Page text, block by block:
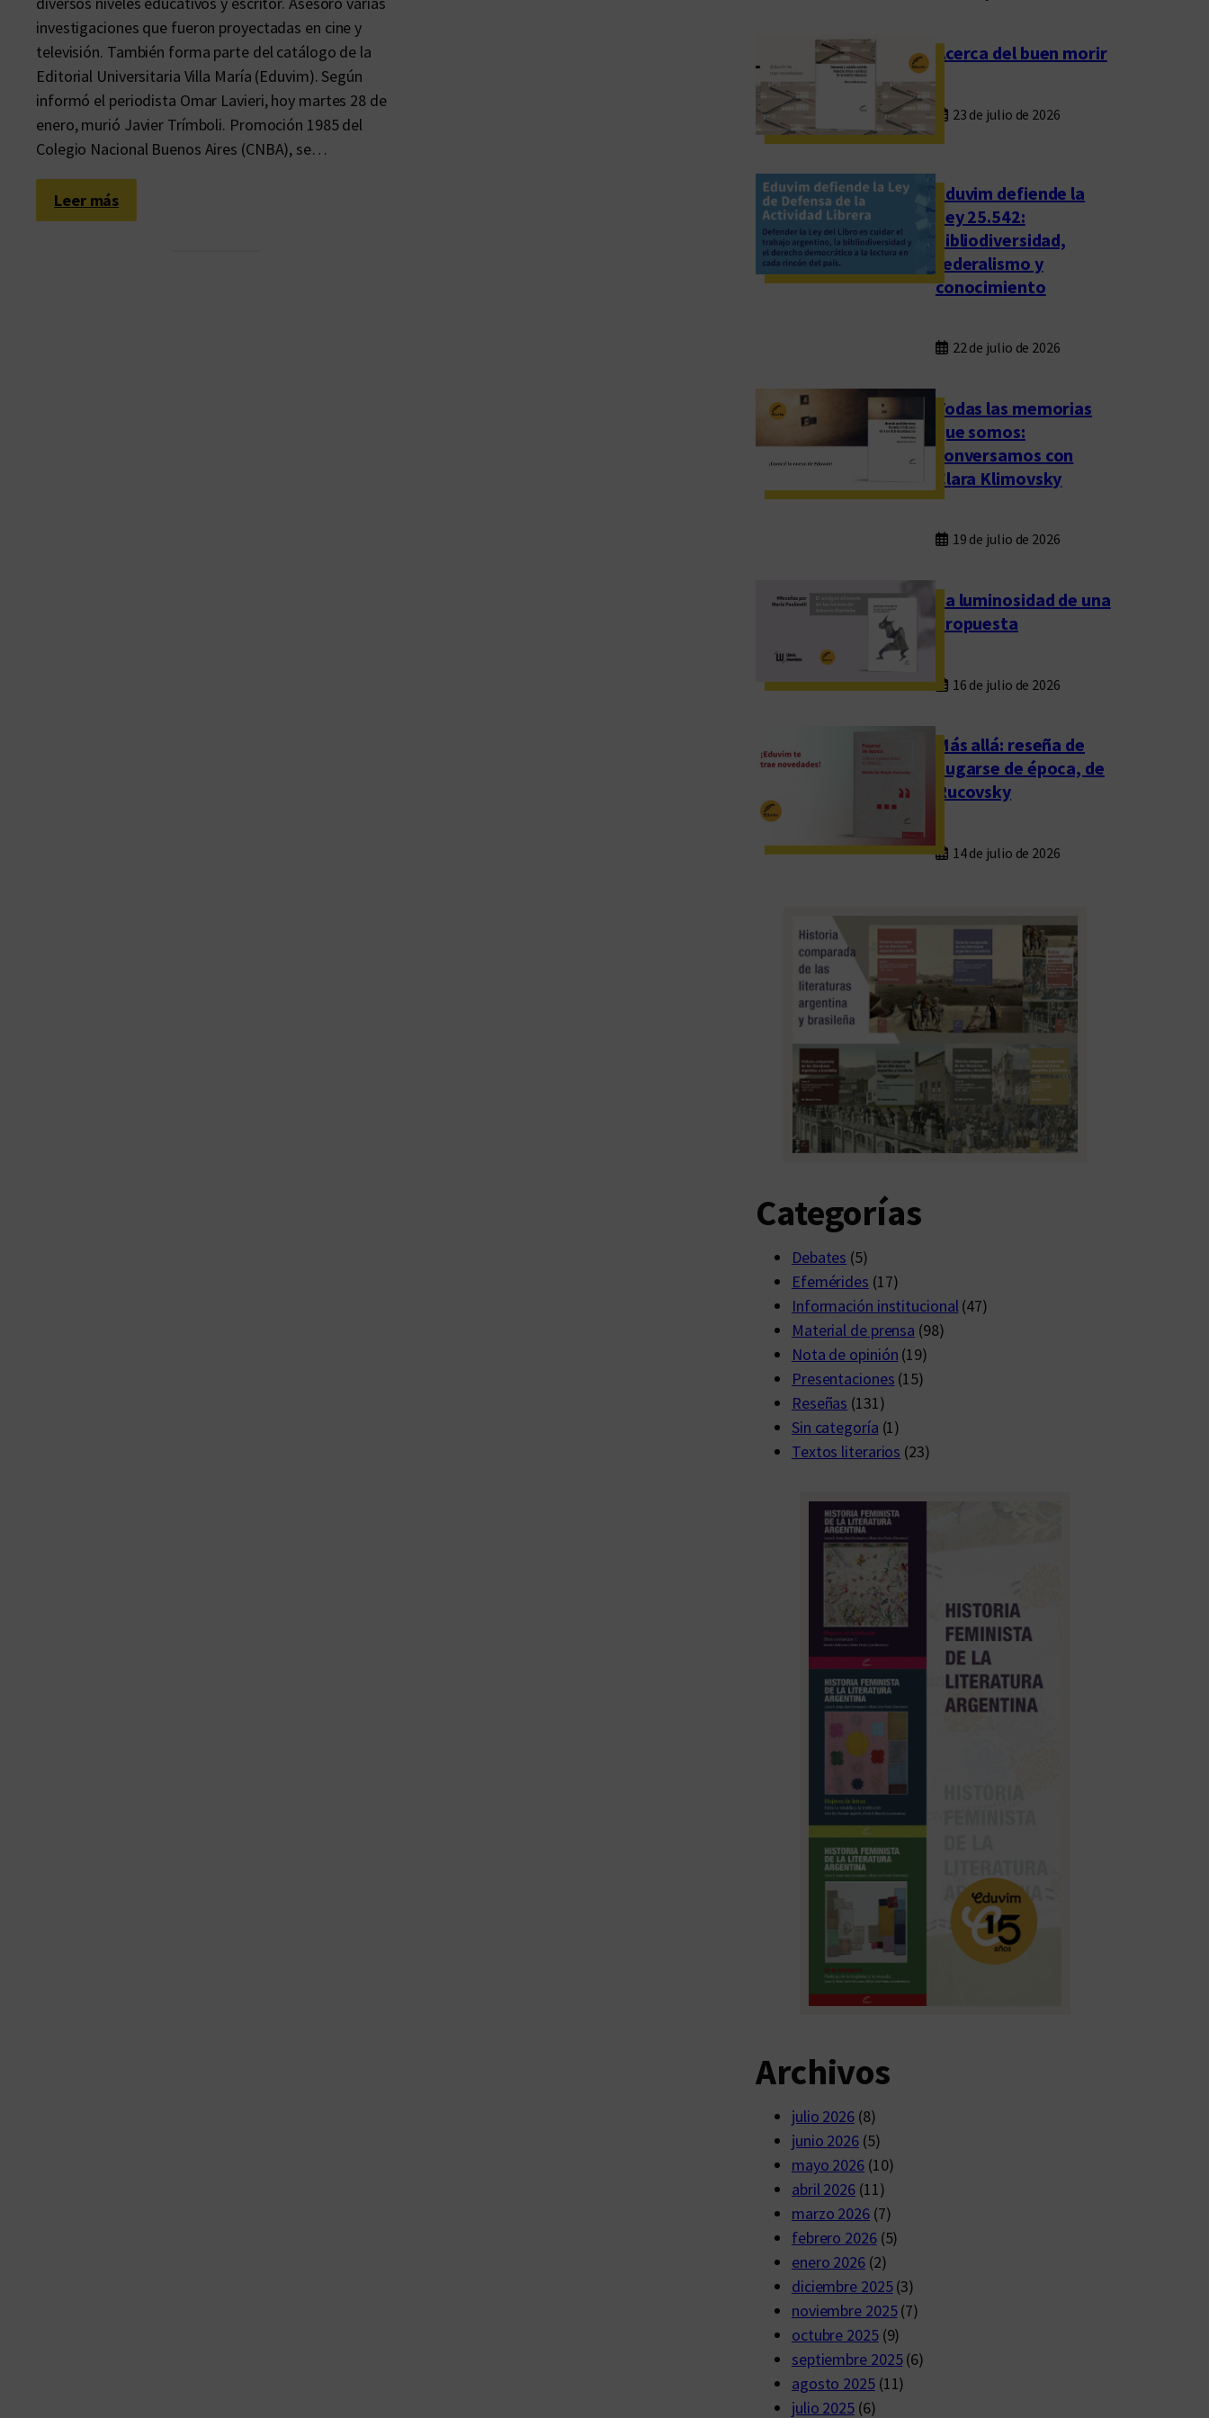
investigaciones que fueron proyectadas en cine y
televisión. También forma parte del catálogo de la
Editorial Universitaria Villa María (Eduvim). Según
informó el periodista Omar Lavieri, hoy martes 28 de
enero, murió Javier Trímboli. Promoción 1985 del
Colegio Nacional Buenos Aires (CNBA), se…
Leer más:
A
Acerca del buen morir
23 de julio de 2026
Eduvim defiende la
Ley 25.542:
bibliodiversidad,
federalismo y
conocimiento
22 de julio de 2026
Todas las memorias
que somos:
conversamos con
Clara Klimovsky
19 de julio de 2026
La luminosidad de una
propuesta
16 de julio de 2026
Más allá: reseña de
Fugarse de época, de
Rucovsky
14 de julio de 2026
Categorías
Debates (5)
Efemérides (17)
Información institucional(47)
Material de prensa (98)
Nota de opinión (19)
Presentaciones (15)
Reseñas (131)
Sin categoría (1)
Textos literarios (23)
Archivos
julio 2026(8)
junio 2026(5)
mayo 2026 (10)
abril 2026(11)
marzo 2026(7)
febrero 2026(5)
enero 2026(2)
diciembre 2025(3)
noviembre 2025(7)
octubre 2025(9)
septiembre 2025(6)
agosto 2025(11)
julio 2025(6)